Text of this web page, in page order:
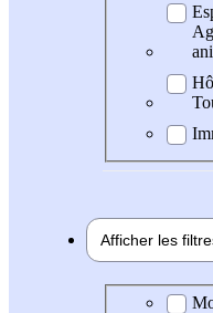
Afficher les
Expérience